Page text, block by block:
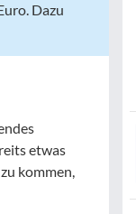
Dazu
etwas
kommen,